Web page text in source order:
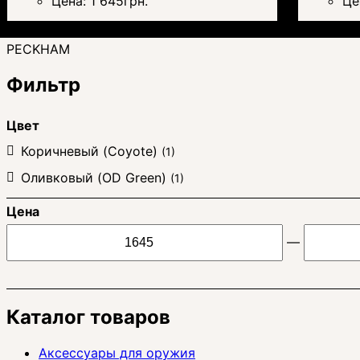
PECKHAM
Фильтр
Цвет
Коричневый (Coyote) (1)
Оливковый (OD Green) (1)
Цена
—
Каталог товаров
Аксессуары для оружия